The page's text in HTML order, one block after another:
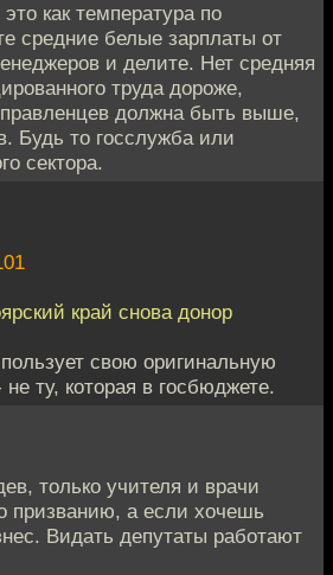
как температура по
средние белые зарплаты от
и делите. Нет средняя
труда дороже,
должна быть выше,
Будь то госслужба или
сектора.
край снова донор
свою оригинальную
ту, которая в госбюджете.
только учителя и врачи
призванию, а если хочешь
Видать депутаты работают